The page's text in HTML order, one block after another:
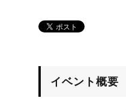
イベント概要